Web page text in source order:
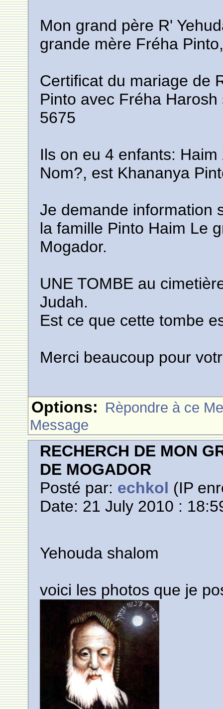
Mon grand père R'
grande mère Fréha
Certificat du mariage de
Pinto avec Fréha
5675
Ils on eu 4 enfants:
Nom?, est Khananya
Je demande information
la famille Pinto Haim Le
Mogador.
UNE TOMBE au
Judah.
Est ce que cette tombe
Merci beaucoup pour
Options: Rèpondre à ce
Message
RECHERCH DE MON
DE MOGADOR
Posté par: echkol (IP
Date: 21 July 2010 :
Yehouda shalom
voici les photos que je